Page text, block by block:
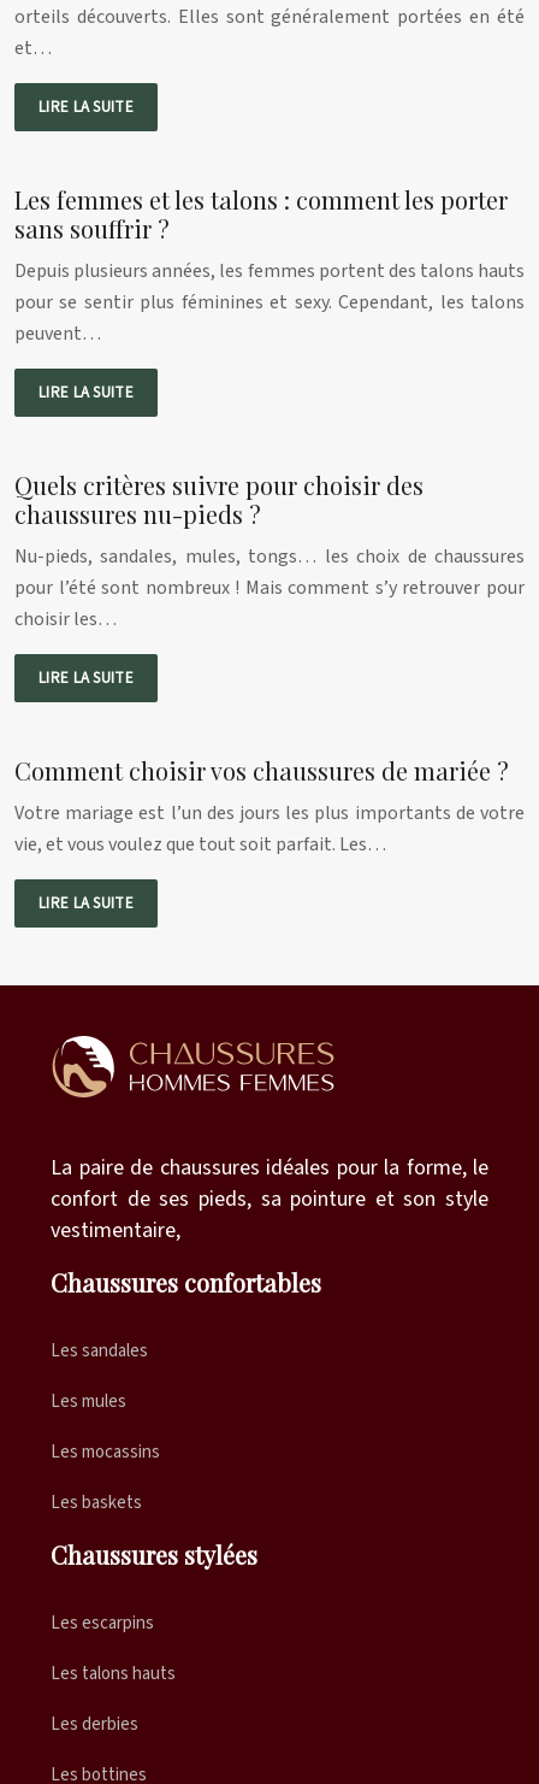
orteils découverts. Elles sont généralement portées en été
et…
LIRE LA SUITE
Les femmes et les talons : comment les porter
sans souffrir ?
Depuis plusieurs années, les femmes portent des talons hauts
pour se sentir plus féminines et sexy. Cependant, les talons
peuvent…
LIRE LA SUITE
Quels critères suivre pour choisir des
chaussures nu-pieds ?
Nu-pieds, sandales, mules, tongs… les choix de chaussures
pour l’été sont nombreux ! Mais comment s’y retrouver pour
choisir les…
LIRE LA SUITE
Comment choisir vos chaussures de mariée ?
Votre mariage est l’un des jours les plus importants de votre
vie, et vous voulez que tout soit parfait. Les…
LIRE LA SUITE
La paire de chaussures idéales pour la forme, le
confort de ses pieds, sa pointure et son style
vestimentaire,
Chaussures confortables
Les sandales
Les mules
Les mocassins
Les baskets
Chaussures stylées
Les escarpins
Les talons hauts
Les derbies
Les bottines